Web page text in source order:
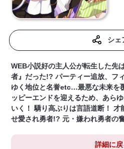
シェ
WEB小説好の主人公が転生した先
者』だった!? パーティー追放、フ
ゆく地位と名誉etc…最悪な未来を
ッピーエンドを迎えるため、あら
いく！ 驕り高ぶりは言語道断！
せ愛され勇者!? 元・嫌われ勇者の
詳細に戻